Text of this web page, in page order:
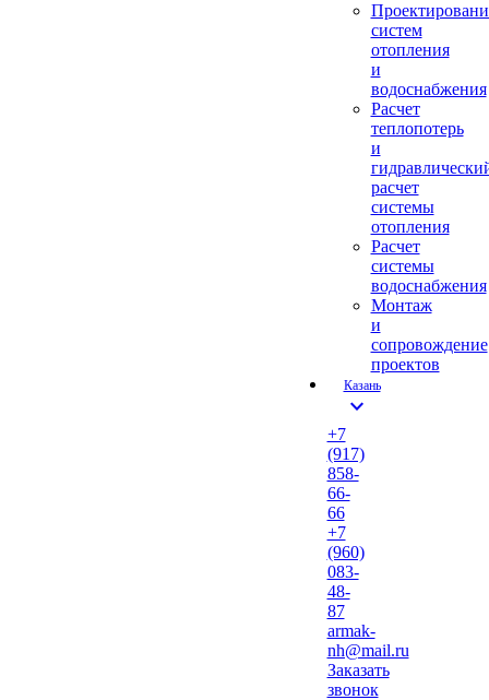
систем
отопления
и
водоснабжения
Расчет
теплопотерь
и
расчет
системы
отопления
Расчет
системы
водоснабжения
Монтаж
и
сопровождение
проектов
Казань
expand_more
+7
(917)
858-
66-
66
+7
(960)
083-
48-
87
armak-
nh@mail.ru
Заказать
звонок